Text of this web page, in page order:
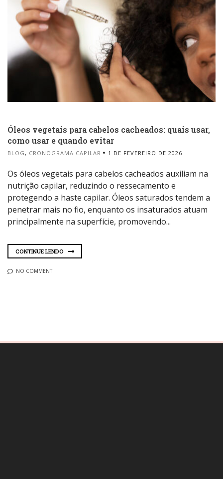
Óleos vegetais para cabelos cacheados: quais usar,
como usar e quando evitar
BLOG , CRONOGRAMA CAPILAR 1 DE FEVEREIRO DE 2026
Os óleos vegetais para cabelos cacheados auxiliam na
nutrição capilar, reduzindo o ressecamento e
protegendo a haste capilar. Óleos saturados tendem a
penetrar mais no fio, enquanto os insaturados atuam
principalmente na superfície, promovendo...
CONTINUE LENDO
NO COMMENT